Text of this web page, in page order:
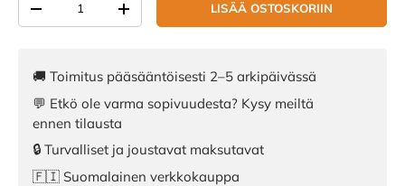
VÄHENNÄ MÄÄRÄÄLISÄÄ MÄÄRÄÄLISÄÄ OSTOSKORIIN
🚚 Toimitus pääsääntöisesti 2–5 arkipäivässä
💬 Etkö ole varma sopivuudesta? Kysy meiltä
ennen tilausta
🔒 Turvalliset ja joustavat maksutavat
🇫🇮 Suomalainen verkkokauppa